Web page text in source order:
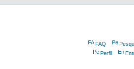
FAQ
Perfil